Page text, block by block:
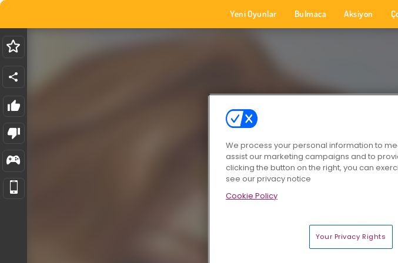
Yeni Oyunlar Bulmaca Aksiyon
We process your personal information to
assist our marketing campaigns and to
clicking the button on the right, you can
see our privacy notice
Cookie Policy
Your Privacy Rights